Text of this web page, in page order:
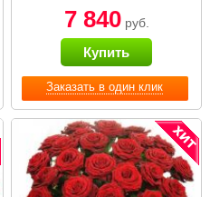
Заказать в один клик
7 840руб.
Купить